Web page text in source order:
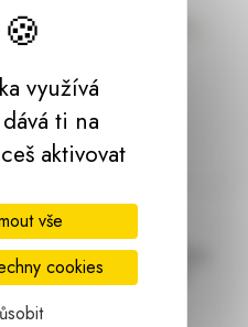
a zahradní doplňky,
Vše máme skladem
Ihned k odeslání
využívá
ti na
aktivovat
vše
cookies